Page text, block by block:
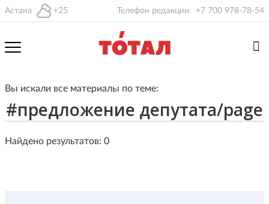
Астана +25 Телефон редакции: +7 700 978-78-54
Вы искали все материалы по теме:
Найдено результатов: 0